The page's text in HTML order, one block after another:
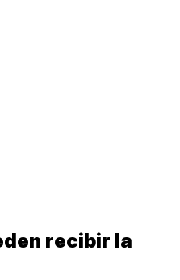
recibir la